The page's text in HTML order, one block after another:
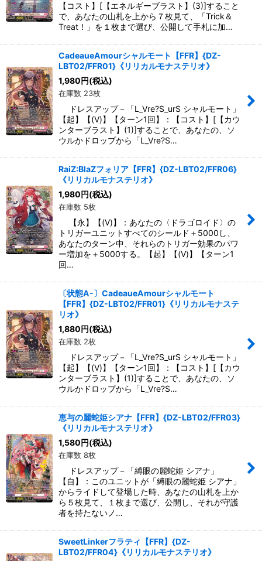
【コスト】[【エネルギーブラスト】(3)]すること
で、あなたの山札を上から７枚見て、「Trick＆
Treat！」を１枚まで選び、公開して手札に加…
CadeaueAmourシャルモート【FFR】{DZ-
LBT02/FFR01}《リリカルモナステリオ》
1,980円(税込)
在庫数 23枚
ドレスアップ－「L_Vre?S_urS シャルモート」
【起】【(V)】【ターン1回】：【コスト】[【カウ
ンターブラスト】(1)]することで、あなたの、ソ
ウルかドロップから「L_Vre?S…
RaiZ:BlaZフォリア【FFR】{DZ-LBT02/FFR06}
《リリカルモナステリオ》
1,980円(税込)
在庫数 5枚
【永】【(V)】：あなたの〈ドラゴロイド〉の
トリガーユニットすべてのシールド＋5000し、
あなたのターン中、それらのトリガー効果のパワ
ー増加を＋5000する。【起】【(V)】【ターン1
回…
〔状態A-〕CadeaueAmourシャルモート
【FFR】{DZ-LBT02/FFR01}《リリカルモナステ
リオ》
1,880円(税込)
在庫数 2枚
ドレスアップ－「L_Vre?S_urS シャルモート」
【起】【(V)】【ターン1回】：【コスト】[【カウ
ンターブラスト】(1)]することで、あなたの、ソ
ウルかドロップから「L_Vre?S…
恵与の麗蛇姫シアナ【FFR】{DZ-LBT02/FFR03}
《リリカルモナステリオ》
1,580円(税込)
在庫数 8枚
ドレスアップ－「縛眼の麗蛇姫 シアナ」
【自】：このユニットが「縛眼の麗蛇姫 シアナ」
からライドして登場した時、あなたの山札を上か
ら５枚見て、１枚まで選び、公開し、それが守護
者を持たないノ…
SweetLinkerフラティ【FFR】{DZ-
LBT02/FFR04}《リリカルモナステリオ》